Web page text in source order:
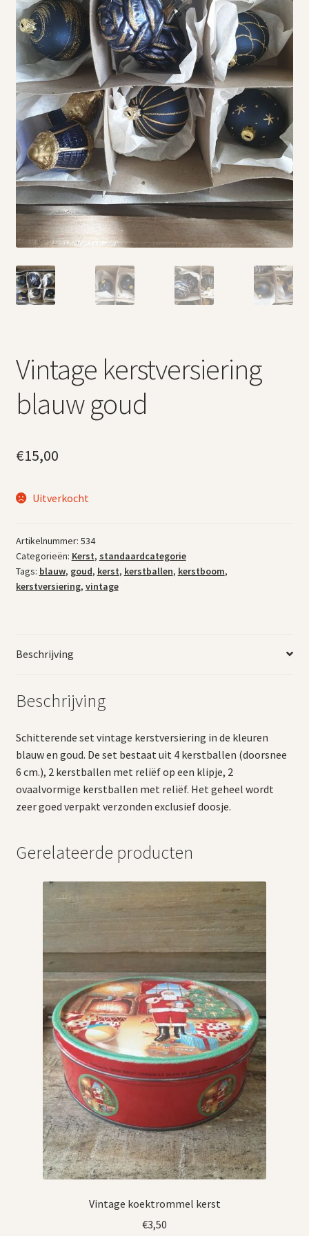
Vintage boeken en strips
Kerst
Vintage kerstversiering
blauw goud
€15,00
Uitverkocht
Artikelnummer: 534
Categorieën: Kerst, standaardcategorie
Tags: blauw, goud, kerst, kerstballen, kerstboom,
kerstversiering, vintage
Beschrijving
Beschrijving
Schitterende set vintage kerstversiering in de kleuren
blauw en goud. De set bestaat uit 4 kerstballen (doorsnee
6 cm.), 2 kerstballen met reliëf op een klipje, 2
ovaalvormige kerstballen met reliëf. Het geheel wordt
zeer goed verpakt verzonden exclusief doosje.
Gerelateerde producten
Vintage koektrommel kerst
€3,50